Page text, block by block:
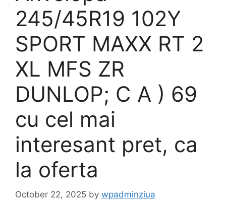
245/45R19 102Y
SPORT MAXX RT 2
XL MFS ZR
DUNLOP; C A ) 69
cu cel mai
interesant pret, ca
la oferta
October 22, 2025 by wpadminziua